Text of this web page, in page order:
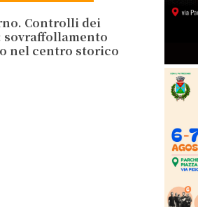
Controlli dei
sovraffollamento
nel centro storico